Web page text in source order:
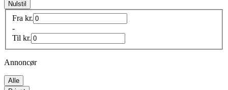
Nulstil
Fra kr.
-
Til kr.
Annoncør
Alle